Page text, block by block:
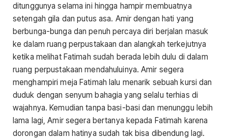
ditunggunya selama ini hingga hampir membuatnya
setengah gila dan putus asa. Amir dengan hati yang
berbunga-bunga dan penuh percaya diri berjalan masuk
ke dalam ruang perpustakaan dan alangkah terkejutnya
ketika melihat Fatimah sudah berada lebih dulu di dalam
ruang perpustakaan mendahuluinya. Amir segera
menghampiri meja Fatimah lalu menarik sebuah kursi dan
duduk dengan senyum bahagia yang selalu terhias di
wajahnya. Kemudian tanpa basi-basi dan menunggu lebih
lama lagi, Amir segera bertanya kepada Fatimah karena
dorongan dalam hatinya sudah tak bisa dibendung lagi.